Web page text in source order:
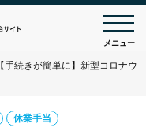
メニュー
【手続きが簡単に】新型コロナウ
休業手当